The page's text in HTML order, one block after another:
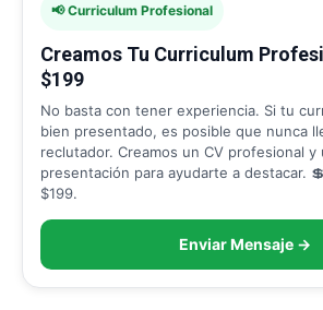
📢 Curriculum Profesional
Creamos Tu Curriculum
$199
No basta con tener experiencia. Si tu
bien presentado, es posible que nunca
reclutador. Creamos un CV profesional y
presentación para ayudarte a destacar.
$199.
Enviar Mensaje →